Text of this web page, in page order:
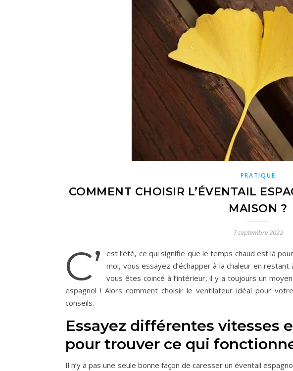
PRATIQUE
COMMENT CHOISIR L’ÉVENTAIL
MAISON ?
7 septembre 2022
C’
est l’été, ce qui signifie que le temps chaud est là
moi, vous essayez d’échapper à la chaleur en
vous êtes coincé à l’intérieur, il y a toujours un
espagnol ! Alors comment choisir le ventilateur idéal pour
conseils.
Essayez différentes vitesses
pour trouver ce qui
Il n’y a pas une seule bonne façon de caresser un éventail